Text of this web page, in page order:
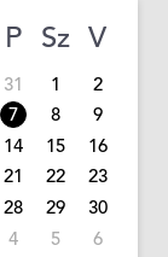
P Sz V
31 1
2
7 8
9
14 15
16
21 22
23
28 29
30
4 5 6